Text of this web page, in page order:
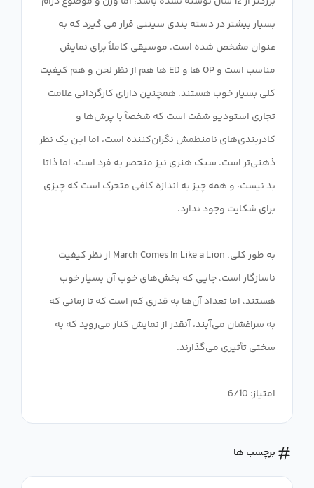
بسیار بیشتر در دسته بندی سیننی قرار می گیرد که به
عنوان مشخص شده است. موسیقی کاملاً برای نمایش
مناسب است و OP ها و ED ها هم از نظر لحن و هم کیفیت
کلی بسیار خوب هستند. همچنین دارای کارگردانی علامت
تجاری استودیو شفت است که شخصاً با پرش‌ها و
کادربندی‌های نامنظمش نگران‌کننده است، اما این یک نظر
ذهنی‌تر است. سبک هنری نیز منحصر به فرد است، اما ذاتا
بد نیست، و همه چیز به اندازه کافی متحرک است که چیزی
به طور کلی، March Comes In Like a Lion از نظر کیفیت
ناسازگار است، جایی که بخش‌های خوب آن بسیار خوب
هستند، اما تعداد آن‌ها به قدری کم است که تا زمانی که
به سراغشان می‌آیند، آنقدر از نمایش کنار می‌روید که به
امتیاز: 6/10
برچسب ها